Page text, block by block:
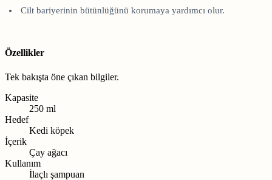
Cilt bariyerinin bütünlüğünü korumaya yardımcı olur.
Özellikler
Tek bakışta öne çıkan bilgiler.
Kapasite
250 ml
Hedef
Kedi köpek
İçerik
Çay ağacı
Kullanım
İlaçlı şampuan